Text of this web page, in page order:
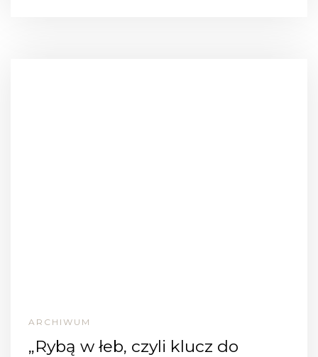
ARCHIWUM
„Rybą w łeb, czyli klucz do